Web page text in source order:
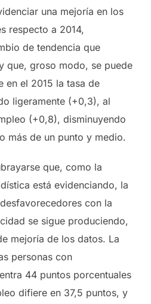
una mejoría en los
respecto a 2014,
de tendencia que
que, groso modo, se puede
en el 2015 la tasa de
ligeramente (+0,3), al
(+0,8), disminuyendo
más de un punto y medio.
que, como la
está evidenciando, la
con la
se sigue produciendo,
mejoría de los datos. La
personas con
44 puntos porcentuales
difiere en 37,5 puntos, y